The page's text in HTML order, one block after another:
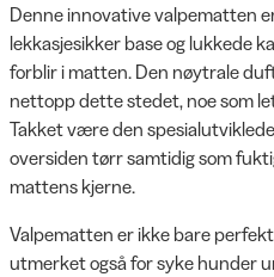
Denne innovative valpematten
lekkasjesikker base og lukkede
forblir i matten. Den nøytrale
nettopp dette stedet, noe som
Takket være den
oversiden tørr samtidig som
mattens kjerne.
Valpematten er ikke bare
utmerket også for syke hunder